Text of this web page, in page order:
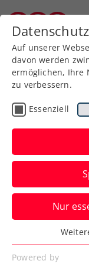
Zurück
Turniere
Große
OPEN
Eine Idee
Zuge der
Auf unserer
davon werden
ermöglichen, Ihre
zu verbessern.
Essenziell
Nur
Essenziell
Essenzielle
Powered by